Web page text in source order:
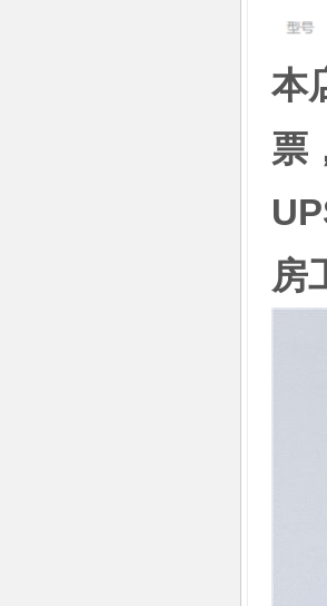
本
票
房